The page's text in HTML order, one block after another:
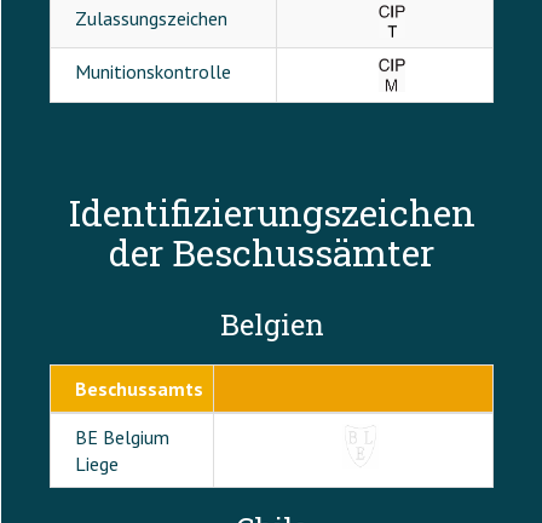
Zulassungszeichen
Munitionskontrolle
Identifizierungszeichen
der Beschussämter
Belgien
Beschussamts
BE Belgium
Liege